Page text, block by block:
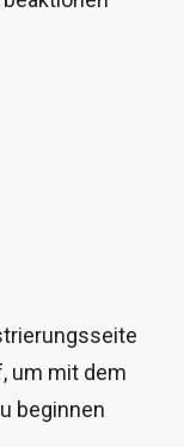
um mit dem
beginnen